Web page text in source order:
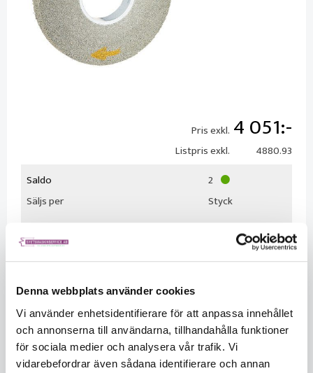
Denna webbplats använder cookies
Vi använder enhetsidentifierare för att anpassa innehållet
och annonserna till användarna, tillhandahålla funktioner
för sociala medier och analysera vår trafik. Vi
vidarebefordrar även sådana identifierare och annan
Pris exkl. 4 051
Listpris exkl.
4880.93
Saldo
2
Säljs per
Styck
KÖP